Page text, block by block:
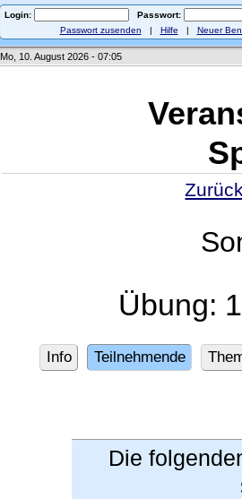
Login:
Passwort:
Passwort zusenden | Hilfe | Neuer
Mo, 10. August 2026 - 07:05
Übung:
Info Teilnehmende
Die